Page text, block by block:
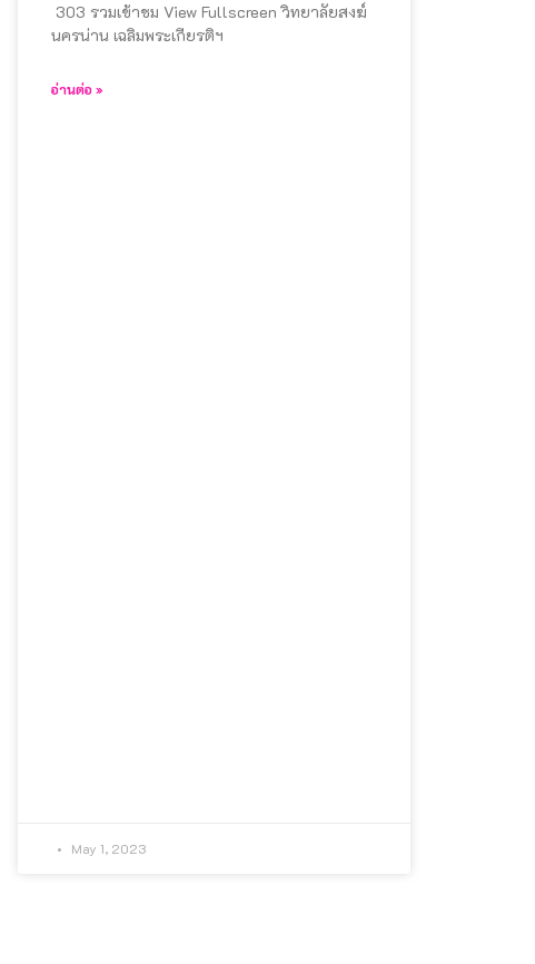
303 รวมเข้าชม View Fullscreen วิทยาลัยสงฆ์
นครน่าน เฉลิมพระเกียรติฯ
อ่านต่อ »
May 1, 2023